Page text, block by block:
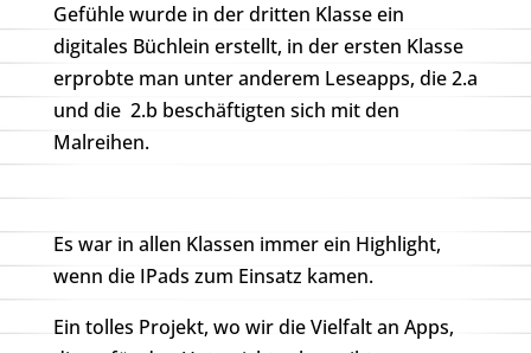
Gefühle wurde in der dritten Klasse ein
digitales Büchlein erstellt, in der ersten Klasse
erprobte man unter anderem Leseapps, die 2.a
und die 2.b beschäftigten sich mit den
Malreihen.
Es war in allen Klassen immer ein Highlight,
wenn die IPads zum Einsatz kamen.
Ein tolles Projekt, wo wir die Vielfalt an Apps,